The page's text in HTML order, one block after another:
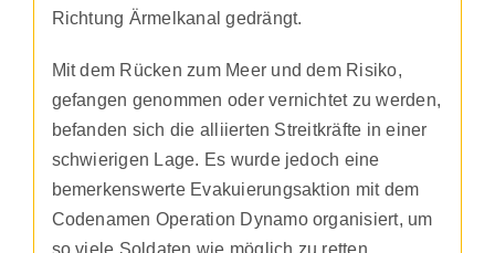
Richtung Ärmelkanal gedrängt.
Mit dem Rücken zum Meer und dem Risiko,
gefangen genommen oder vernichtet zu werden,
befanden sich die alliierten Streitkräfte in einer
schwierigen Lage. Es wurde jedoch eine
bemerkenswerte Evakuierungsaktion mit dem
Codenamen Operation Dynamo organisiert, um